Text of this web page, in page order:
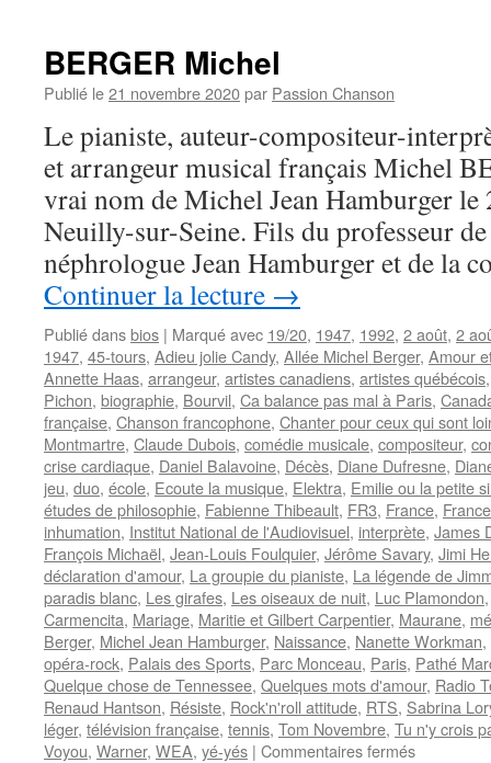
BERGER Michel
Publié le21 novembre 2020par Passion Chanson
Le pianiste, auteur-compositeur-
et arrangeur musical français Michel
vrai nom de Michel Jean Hamburger le
Neuilly-sur-Seine. Fils du professeur
néphrologue Jean Hamburger et de la
Continuer la lecture →
Publié dansbios | Marqué avec 19/20, 1947, 1992, 2 août, 2
1947, 45-tours, Adieu jolie Candy, Allée Michel Berger, Amour
Annette Haas, arrangeur, artistes canadiens, artistes québécois
Pichon, biographie, Bourvil, Ca balance pas mal à Paris,
française, Chanson francophone, Chanter pour ceux qui sont
Montmartre, Claude Dubois, comédie musicale, compositeur,
crise cardiaque, Daniel Balavoine, Décès, Diane Dufresne,
jeu, duo, école, Ecoute la musique, Elektra, Emilie ou la petite
études de philosophie, Fabienne Thibeault, FR3, France,
inhumation, Institut National de l'Audiovisuel, interprète, James
François Michaël, Jean-Louis Foulquier, Jérôme Savary, Jimi
déclaration d'amour, La groupie du pianiste, La légende de
paradis blanc, Les girafes, Les oiseaux de nuit, Luc Plamondon
Carmencita, Mariage, Maritie et Gilbert Carpentier, Maurane,
Berger, Michel Jean Hamburger, Naissance, Nanette Workman,
opéra-rock, Palais des Sports, Parc Monceau, Paris, Pathé
Quelque chose de Tennessee, Quelques mots d'amour, Radio
Renaud Hantson, Résiste, Rock'n'roll attitude, RTS, Sabrina
léger, télévision française, tennis, Tom Novembre, Tu n'y crois
Voyou, Warner, WEA, yé-yés | Commentaires ferméssur